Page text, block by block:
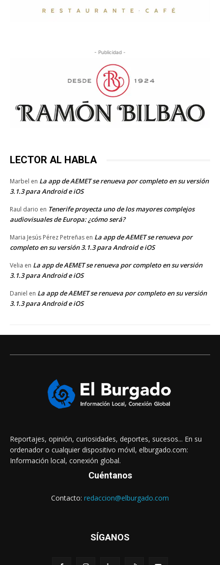
- Publicidad -
LECTOR AL HABLA
Marbel en La app de AEMET se renueva por completo en su versión
3.1.3 para Android e iOS
Raul dario en Tenerife proyecta uno de los mayores complejos
audiovisuales de Europa: ¿cómo será?
Maria Jesús Pérez Petreñas en La app de AEMET se renueva por
completo en su versión 3.1.3 para Android e iOS
Velia en La app de AEMET se renueva por completo en su versión
3.1.3 para Android e iOS
Daniel en La app de AEMET se renueva por completo en su versión
3.1.3 para Android e iOS
Reportajes, opinión, curiosidades, deportes, sucesos... En su
ordenador o cualquier dispositivo móvil, elburgado.com:
Información local, conexión global.
Cuéntanos
Contacto: redaccion@elburgado.com
SÍGANOS